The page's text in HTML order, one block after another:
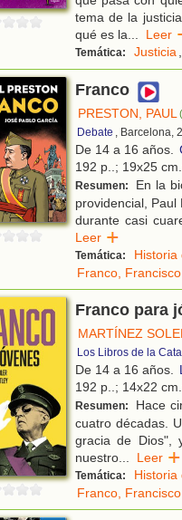
tema de la
qué es la...
Temática: Justicia,
Franco
PRESTON, PAUL
Debate , Barcelona,
De 14 a 16 años.
192 p..; 19x25
Resumen:
En la
providencial,
durante casi
Leer
Temática: Historia
Franco, Francisco
Franco para
MARTÍNEZ
Los Libros de la
De 14 a 16 años.
192 p..; 14x22
Resumen:
Hace
cuatro décadas.
gracia de Dios",
nuestro... Leer
Temática: Historia
Franco, Francisco